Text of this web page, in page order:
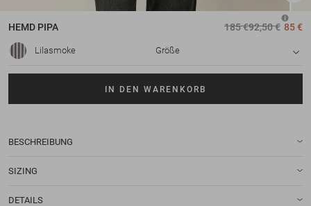
HEMD PIPA 185 €92,50 € 85 €
Lilasmoke Größe
IN DEN WARENKORB
BESCHREIBUNG
SIZING
DETAILS